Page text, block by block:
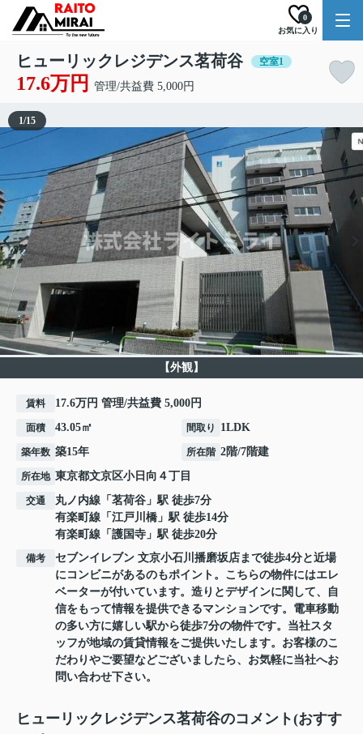
お気に入り
0
ヒューリックレジデンス茗荷谷 空室1
17.6万円 管理/共益費 5,000円
【外観】
1/15
賃料 17.6万円 管理/共益費 5,000円
面積 43.05㎡ 間取り 1LDK
築年数 築15年 所在階 2階/7階建
所在地 東京都文京区小日向 ４丁目
交通 丸ノ内線 「 茗荷谷 」駅 徒歩7分
有楽町線 「 江戸川橋 」駅 徒歩14分
有楽町線 「 護国寺 」駅 徒歩20分
備考
セブンイレブン 文京小石川播磨坂店まで徒歩4分と近場
にコンビニがあるのもポイント。こちらの物件にはエレ
ベーターが付いています。造りとデザインに関して、自
信をもって情報を提供できるマンションです。電車移動
の多い方に嬉しい駅から徒歩7分の物件です。当社スタ
ッフが地域の賃貸情報をご提供いたします。お客様のこ
だわりやご要望などございましたら、お気軽に当社へお
問い合わせ下さい。
ヒューリックレジデンス茗荷谷のコメント(おすす